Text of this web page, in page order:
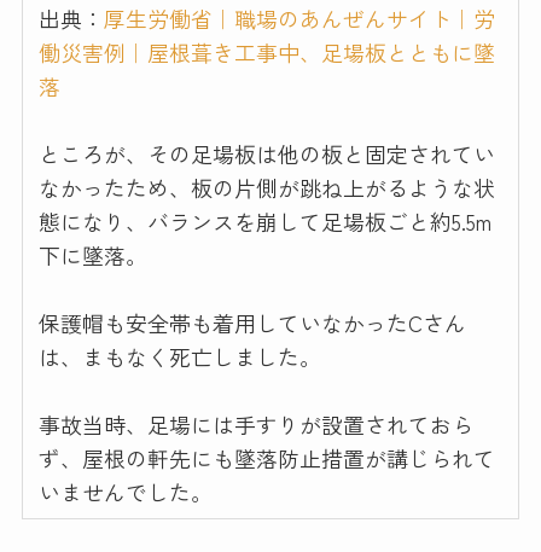
出典： 厚生労働省｜職場のあんぜんサイト｜労
働災害例｜屋根葺き工事中、足場板とともに墜
落
ところが、その足場板は他の板と固定されてい
なかったため、板の片側が跳ね上がるような状
態になり、バランスを崩して足場板ごと約5.5m
下に墜落。
保護帽も安全帯も着用していなかったCさん
は、まもなく死亡しました。
事故当時、足場には手すりが設置されておら
ず、屋根の軒先にも墜落防止措置が講じられて
いませんでした。